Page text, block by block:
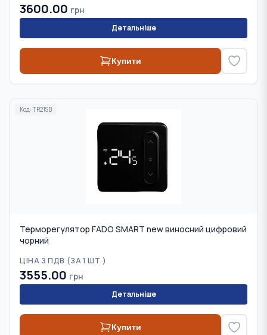
3600.00 грн
Детальніше
Купити
Код:TR21SB
Терморегулятор FADO SMART new виносний цифровий
чорний
ЦІНА З ПДВ (ЗА 1 ШТ.)
3555.00 грн
Детальніше
Купити